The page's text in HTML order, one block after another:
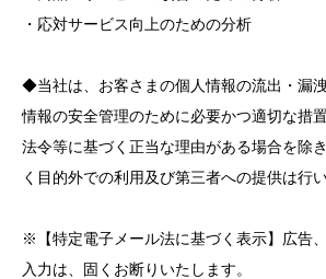
・応対サービス向上のための分析
◆当社は、お客さまの個人情報の流出・漏
情報の安全管理のために必要かつ適切な措
法令等に基づく正当な理由がある場合を除
く目的外での利用及び第三者への提供は行い
※【特定電子メール法に基づく表示】広告
入力は、固くお断りいたします。